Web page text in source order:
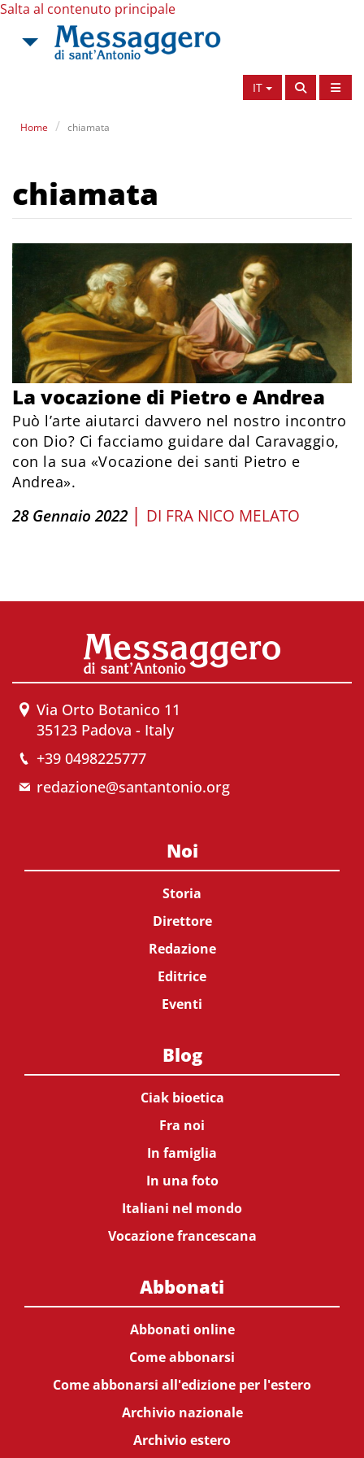
Salta al contenuto principale
IT
Home chiamata
chiamata
La vocazione di Pietro e Andrea
Può l’arte aiutarci davvero nel nostro incontro
con Dio? Ci facciamo guidare dal Caravaggio,
con la sua «Vocazione dei santi Pietro e
Andrea».
28 Gennaio 2022 | DI FRA NICO MELATO
Via Orto Botanico 11
35123 Padova - Italy
+39 0498225777
redazione@santantonio.org
Noi
Storia
Direttore
Redazione
Editrice
Eventi
Blog
Ciak bioetica
Fra noi
In famiglia
In una foto
Italiani nel mondo
Vocazione francescana
Abbonati
Abbonati online
Come abbonarsi
Come abbonarsi all'edizione per l'estero
Archivio nazionale
Archivio estero